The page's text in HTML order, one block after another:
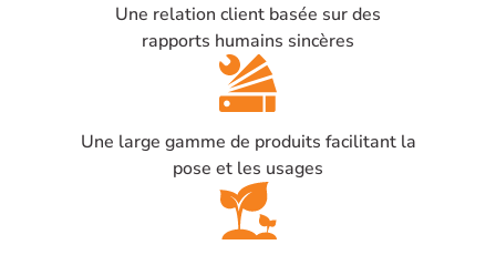
Une relation client basée sur des
rapports humains sincères
Une large gamme de produits facilitant la
pose et les usages